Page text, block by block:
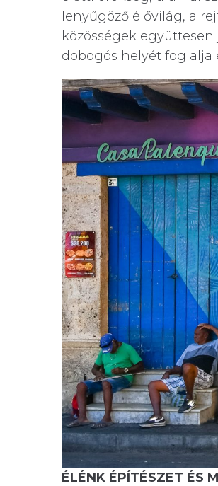
lenyűgöző élővilág, a
közösségek
dobogós helyét foglalja
ÉLÉNK ÉPÍTÉSZET ÉS